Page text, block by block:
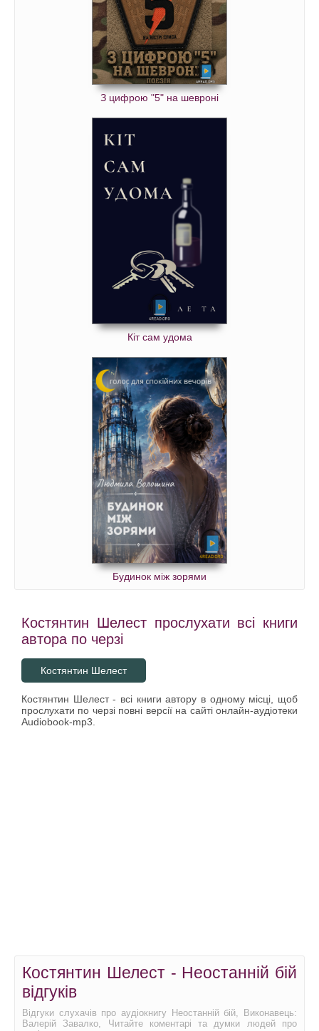
З цифрою "5" на шевроні
Кіт сам удома
Будинок між зорями
Костянтин Шелест прослухати всі книги
автора по черзі
Костянтин Шелест
Костянтин Шелест - всі книги автору в одному місці, щоб
прослухати по черзі повні версії на сайті онлайн-аудіотеки
Audiobook-mp3.
Костянтин Шелест - Неостанній бій
відгуків
Відгуки слухачів про аудіокнигу Неостанній бій, Виконавець:
Валерій Завалко, Читайте коментарі та думки людей про